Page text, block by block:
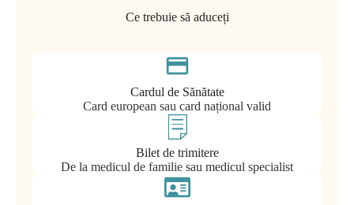
Ce trebuie să aduceți
Cardul de Sănătate
Card european sau card național valid
Bilet de trimitere
De la medicul de familie sau medicul specialist